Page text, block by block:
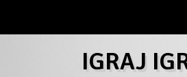
IGRAJ